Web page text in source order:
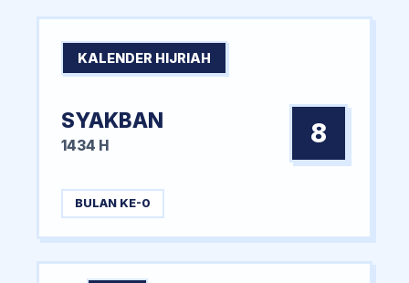
KALENDER HIJRIAH
SYAKBAN
1434 H 8
BULAN KE-0